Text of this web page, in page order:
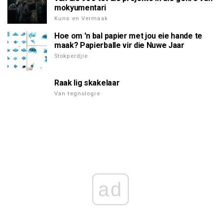
mokyumentari
Kuns en Vermaak
Hoe om 'n bal papier met jou eie hande te
maak? Papierballe vir die Nuwe Jaar
Stokperdjie
Raak lig skakelaar
Van tegnologie
ad